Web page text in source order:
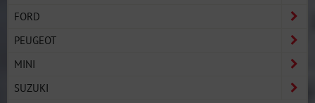
FORD
PEUGEOT
MINI
SUZUKI